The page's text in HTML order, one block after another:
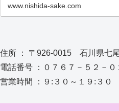
www.nishida-sake.com
住所 ： 〒926-0015 石川県七
電話番号 ：０７６７－５２－０
営業時間 ：９:３０～１９:３０